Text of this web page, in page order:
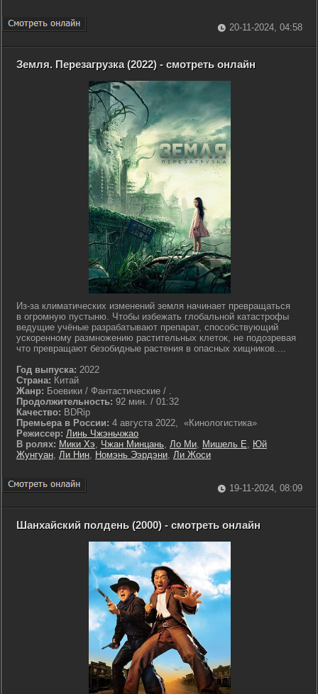
20-11-2024, 04:58
Земля. Перезагрузка (2022) - смотреть онлайн
Из-за климатических изменений земля начинает превращаться
в огромную пустыню. Чтобы избежать глобальной катастрофы
ведущие учёные разрабатывают препарат, способствующий
ускоренному размножению растительных клеток, не подозревая
что превращают безобидные растения в опасных хищников....
Год выпуска: 2022
Страна: Китай
Жанр: Боевики / Фантастические / .
Продолжительность: 92 мин. / 01:32
Качество: BDRip
Премьера в России: 4 августа 2022, «Кинологистика»
Режиссер: Линь Чжэньчжао
В ролях: Мики Хэ, Чжан Минцань, Ло Ми, Мишель Е, Юй
Жунгуан, Ли Нин, Номэнь Ээрдэни, Ли Жоси
19-11-2024, 08:09
Шанхайский полдень (2000) - смотреть онлайн